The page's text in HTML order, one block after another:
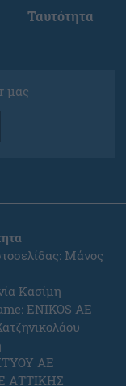
Ταυτότητα
μας
Μάνος
Κασίμη
ENIKOS AE
ΑΕ
ΑΤΤΙΚΗΣ